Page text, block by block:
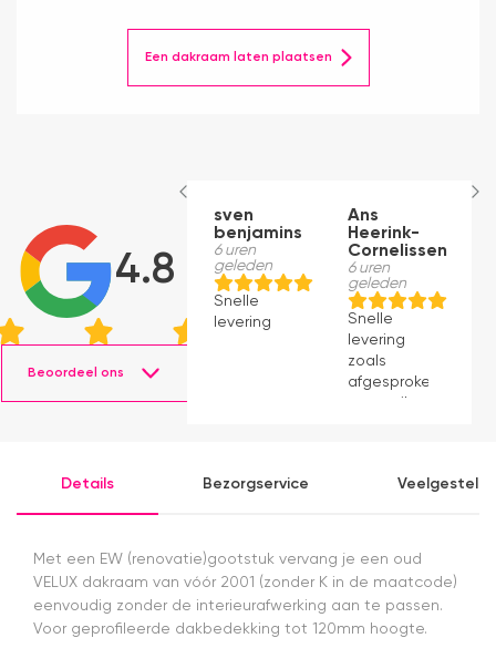
Een dakraam laten plaatsen
4.8
Beoordeel ons
sven
benjamins
6 uren
geleden
Snelle
levering
Ans
Heerink-
Cornelissen
6 uren
geleden
Snelle
levering
zoals
afgesproken
per mail.
ook prima.
met deze
Details Bezorgservice
Met een EW (renovatie)gootstuk vervang je een oud
VELUX dakraam van vóór 2001 (zonder K in de maatcode)
eenvoudig zonder de interieurafwerking aan te passen.
Voor geprofileerde dakbedekking tot 120mm hoogte.